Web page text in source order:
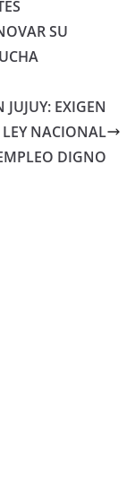
SU
EXIGEN
NACIONAL
DIGNO